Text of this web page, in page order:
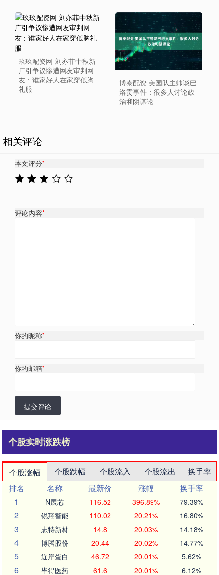
玖玖配资网 刘亦菲中秋新
广引争议惨遭网友审判网
友：谁家好人在家穿低胸
礼服
博泰配资 美国队主帅谈巴
洛贡事件：很多人讨论政
治和阴谋论
相关评论
本文评分*
评论内容*
你的昵称*
你的邮箱*
提交评论
个股实时涨跌榜
个股涨幅 个股跌幅 个股流入 个股流出
换手率
排名
名称 最新价 涨幅
换手率
1
N展芯 116.52 396.89% 79.39%
2 锐翔智能 110.02 20.21% 16.80%
3 志特新材 14.8 20.03% 14.18%
4 博腾股份 20.44 20.02% 14.77%
5 近岸蛋白 46.72 20.01% 5.62%
6 毕得医药 61.6 20.01% 6.12%